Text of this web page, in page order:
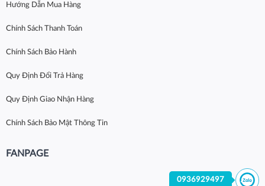
Hướng Dẫn Mua Hàng
Chính Sách Thanh Toán
Chính Sách Bảo Hành
Quy Định Đổi Trả Hàng
Quy Định Giao Nhận Hàng
Chính Sách Bảo Mật Thông Tin
FANPAGE
0936929497